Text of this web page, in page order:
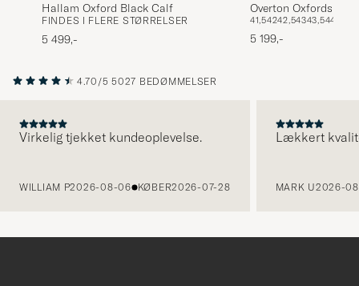
Hallam Oxford Black Calf
FINDES I FLERE STØRRELSER
5 499,-
Overton Oxfords
41,54242,54343,544
5 199,-
4.70/5 5027 BEDØMMELSER
Virkelig tjekket kundeoplevelse.
WILLIAM P2026-08-06 KØBER2026-07-28
Lækkert
MARK U2026-